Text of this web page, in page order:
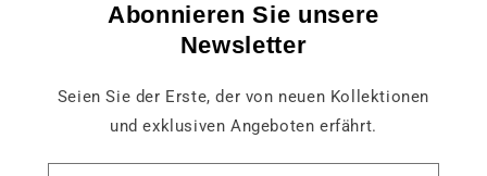
Abonnieren Sie unsere
Newsletter
Seien Sie der Erste, der von neuen Kollektionen
und exklusiven Angeboten erfährt.